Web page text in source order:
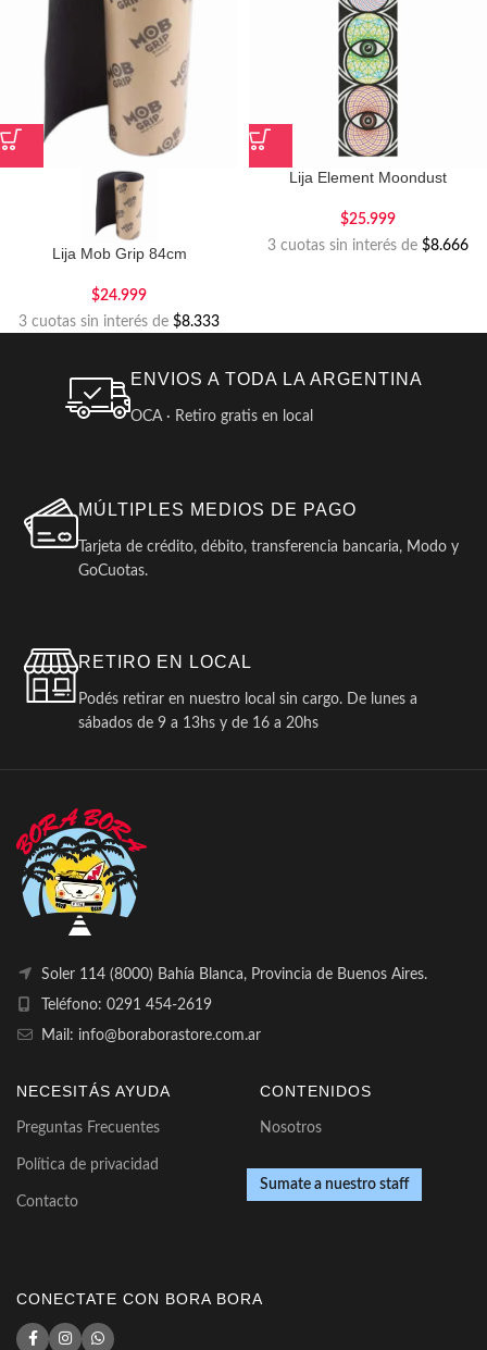
Lija Mob Grip 84cm
$24.999
3 cuotas sin interés de $8.333
Lija Element Moondust
$25.999
3 cuotas sin interés de $8.666
ENVIOS A TODA LA ARGENTINA
OCA · Retiro gratis en local
MÚLTIPLES MEDIOS DE PAGO
Tarjeta de crédito, débito, transferencia bancaria, Modo y
GoCuotas.
RETIRO EN LOCAL
Podés retirar en nuestro local sin cargo. De lunes a
sábados de 9 a 13hs y de 16 a 20hs
Soler 114 (8000) Bahía Blanca, Provincia de Buenos Aires.
Teléfono: 0291 454-2619
Mail: info@boraborastore.com.ar
NECESITÁS AYUDA
Preguntas Frecuentes
Política de privacidad
Contacto
CONTENIDOS
Nosotros
Sumate a nuestro staff
CONECTATE CON BORA BORA